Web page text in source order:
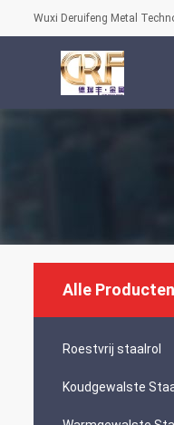
Wuxi Deruifeng Metal
Alle Producten
Roestvrij staalrol
Koudgewalste